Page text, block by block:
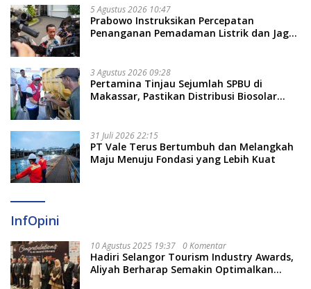
5 Agustus 2026 10:47
Prabowo Instruksikan Percepatan
Penanganan Pemadaman Listrik dan Jaga
3 Agustus 2026 09:28
Pertamina Tinjau Sejumlah SPBU di
Makassar, Pastikan Distribusi Biosolar
31 Juli 2026 22:15
PT Vale Terus Bertumbuh dan Melangkah
Maju Menuju Fondasi yang Lebih Kuat
InfOpini
10 Agustus 2025 19:37 0 Komentar
Hadiri Selangor Tourism Industry Awards,
Aliyah Berharap Semakin Optimalkan